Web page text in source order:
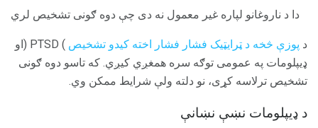
دا د ناروغانو لپاره غیر معمول نه دی چې دوه ګونی تشخیص لري
د پوزې څخه د ټرایټیک فشار فشار اخته کیدو تشخیص
) PTSD (او
ډیپلومات په عمومی توګه سره همغږي کیږي. که تاسو دوه ګونی
تشخیص ترلاسه کړی، نو دلته ولې شرایط ممکن وي.
د ډیپلومات نښې نښانې